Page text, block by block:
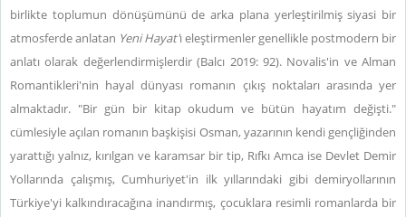
birlikte toplumun dönüşümünü de arka plana yerleştirilmiş siyasi bir
atmosferde anlatan Yeni Hayat'ı eleştirmenler genellikle postmodern bir
anlatı olarak değerlendirmişlerdir (Balcı 2019: 92). Novalis'in ve Alman
Romantikleri'nin hayal dünyası romanın çıkış noktaları arasında yer
almaktadır. "Bir gün bir kitap okudum ve bütün hayatım değişti."
cümlesiyle açılan romanın başkişisi Osman, yazarının kendi gençliğinden
yarattığı yalnız, kırılgan ve karamsar bir tip, Rıfkı Amca ise Devlet Demir
Yollarında çalışmış, Cumhuriyet'in ilk yıllarındaki gibi demiryollarının
Türkiye'yi kalkındıracağına inandırmış, çocuklara resimli romanlarda bir